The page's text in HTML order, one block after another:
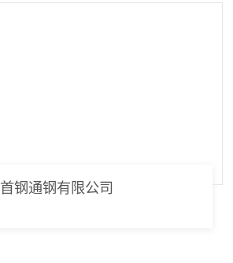
首钢通钢有限公司